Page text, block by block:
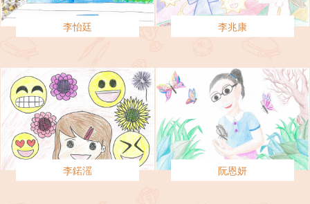
李怡廷 李兆康
李鍩滛 阮恩妍